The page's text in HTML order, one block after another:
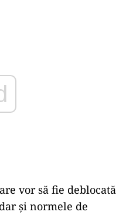
vor să fie deblocată
și normele de